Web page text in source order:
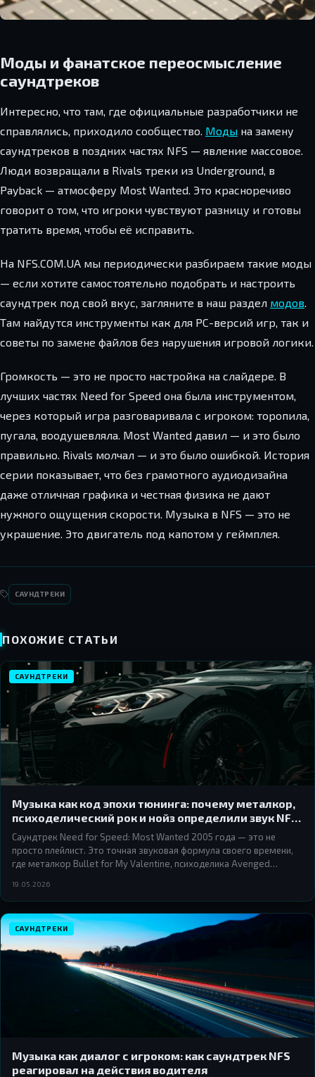
Моды и фанатское переосмысление
саундтреков
Интересно, что там, где официальные разработчики не
справлялись, приходило сообщество. Моды на замену
саундтреков в поздних частях NFS — явление массовое.
Люди возвращали в Rivals треки из Underground, в
Payback — атмосферу Most Wanted. Это красноречиво
говорит о том, что игроки чувствуют разницу и готовы
тратить время, чтобы её исправить.
На NFS.COM.UA мы периодически разбираем такие моды
— если хотите самостоятельно подобрать и настроить
саундтрек под свой вкус, загляните в наш раздел модов
Там найдутся инструменты как для PC-версий игр, так и
советы по замене файлов без нарушения игровой логики.
Громкость — это не просто настройка на слайдере. В
лучших частях Need for Speed она была инструментом,
через который игра разговаривала с игроком: торопила,
пугала, воодушевляла. Most Wanted давил — и это было
правильно. Rivals молчал — и это было ошибкой. История
серии показывает, что без грамотного аудиодизайна
даже отличная графика и честная физика не дают
нужного ощущения скорости. Музыка в NFS — это не
украшение. Это двигатель под капотом у геймплея.
САУНДТРЕКИ
ПОХОЖИЕ СТАТЬИ
САУНДТРЕКИ
Музыка как код эпохи тюнинга: почему металкор,
психоделический рок и нойз определили звук NFS
Most Wanted 2005
Саундтрек Need for Speed: Most Wanted 2005 года — это не
просто плейлист. Это точная звуковая формула своего времени,
где металкор Bullet for My Valentine, психоделика Avenged
целого поколения уличных гонщиков.
19.05.2026
САУНДТРЕКИ
Музыка как диалог с игроком: как саундтрек NFS
реагировал на действия водителя